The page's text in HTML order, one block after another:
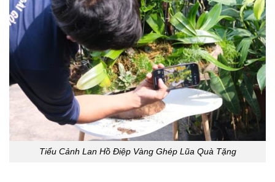
Tiểu Cảnh Lan Hồ Điệp Vàng Ghép Lũa Quà Tặng